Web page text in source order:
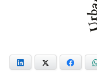
LinkedIn Twitter